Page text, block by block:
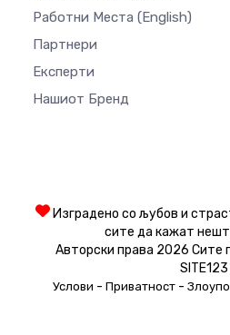
Работни Места (English)
Партнери
Експерти
Нашиот Бренд
Изградено со љубов и
сите да кажат
Авторски права 2026 Сите
SITE123
Услови - Приватност -